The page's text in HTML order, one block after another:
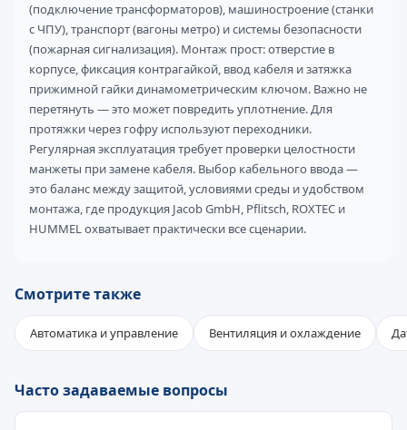
(подключение трансформаторов), машиностроение (станки
с ЧПУ), транспорт (вагоны метро) и системы безопасности
(пожарная сигнализация). Монтаж прост: отверстие в
корпусе, фиксация контрагайкой, ввод кабеля и затяжка
прижимной гайки динамометрическим ключом. Важно не
перетянуть — это может повредить уплотнение. Для
протяжки через гофру используют переходники.
Регулярная эксплуатация требует проверки целостности
манжеты при замене кабеля. Выбор кабельного ввода —
это баланс между защитой, условиями среды и удобством
монтажа, где продукция Jacob GmbH, Pflitsch, ROXTEC и
HUMMEL охватывает практически все сценарии.
Смотрите также
Автоматика и управление Вентиляция и охлаждение
Часто задаваемые вопросы